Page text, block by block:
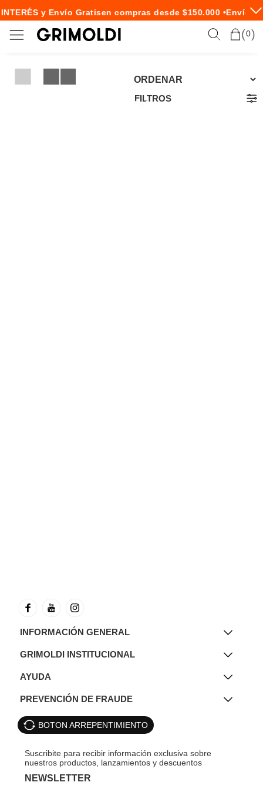
y Envío Gratisen compras desde $150.000 •Envío
0
FILTROS
INFORMACIÓN GENERAL
GRIMOLDI INSTITUCIONAL
AYUDA
PREVENCIÓN DE FRAUDE
BOTON ARREPENTIMIENTO
NEWSLETTER